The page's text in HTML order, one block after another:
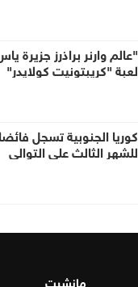
"عالم وارنر براذرز جزيرة
لعبة "كريبتونيت كولايدر"
كوريا الجنوبية تسجل
للشهر الثالث على التوالي
مانشيت